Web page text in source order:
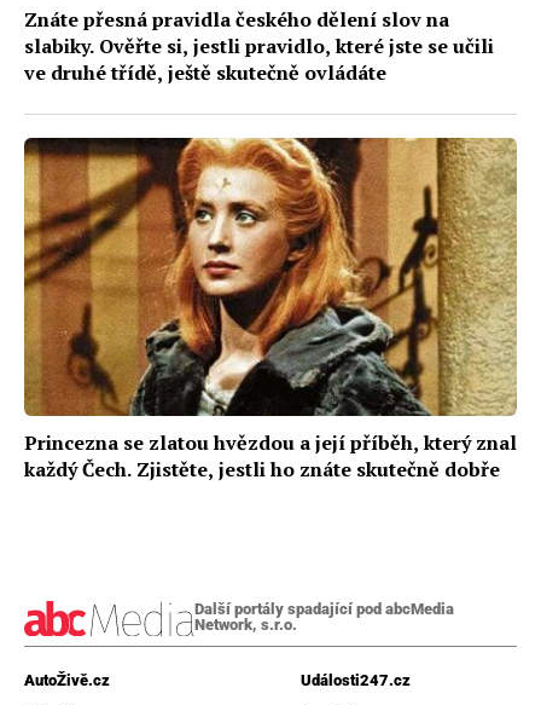
Znáte přesná pravidla českého dělení slov na
slabiky. Ověřte si, jestli pravidlo, které jste se učili
ve druhé třídě, ještě skutečně ovládáte
Princezna se zlatou hvězdou a její příběh, který znal
každý Čech. Zjistěte, jestli ho znáte skutečně dobře
Další portály spadající pod abcMedia
Network, s.r.o.
AutoŽivě.cz
Události247.cz